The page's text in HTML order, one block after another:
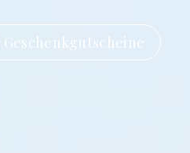
Geschenkgutscheine